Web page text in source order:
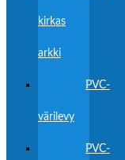
kirkas
arkki
PVC-
värilevy
PVC-